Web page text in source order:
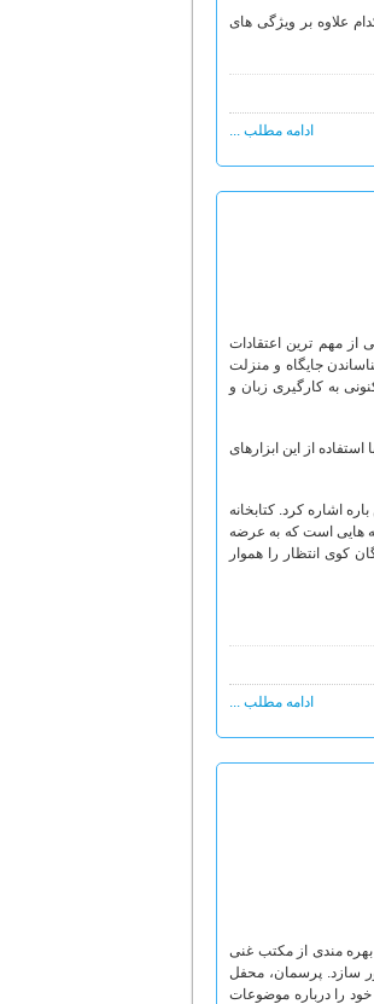
علاوه بر ویژگی های
ادامه مطلب ...
از مهم ترین اعتقادات
جایگاه و منزلت
به کارگیری زبان و
از این ابزارهای
اشاره کرد. کتابخانه
هایی است که به عرضه
کوی انتظار را هموار
ادامه مطلب ...
با بهره مندی از مکتب غنی
سازد. پرسمان، محفل
را درباره موضوعات